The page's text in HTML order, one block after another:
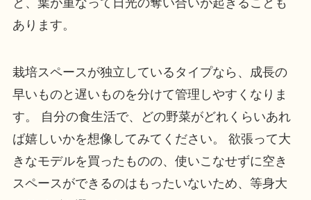
と、葉が重なって日光の奪い合いが起きることも
あります。
栽培スペースが独立しているタイプなら、成長の
早いものと遅いものを分けて管理しやすくなりま
す。 自分の食生活で、どの野菜がどれくらいあれ
ば嬉しいかを想像してみてください。 欲張って大
きなモデルを買ったものの、使いこなせずに空き
スペースができるのはもったいないため、等身大